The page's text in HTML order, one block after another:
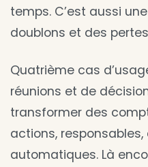
temps. C’est aussi
doublons et des
Quatrième cas
réunions et de
transformer des
actions,
automatiques. Là